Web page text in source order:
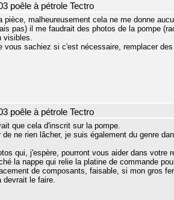
poêle à pétrole Tectro
pièce, malheureusement cela ne me donne
pas) il me faudrait des photos de la pompe
visibles.
vous sachiez si c'est nécessaire, remplacer
poêle à pétrole Tectro
que cela d'inscrit sur la pompe.
de ne rien lâcher, je suis également du genre
qui, j'espère, pourront vous aider dans votre
la nappe qui relie la platine de commande
de composants, faisable, si mon gros
devrait le faire.